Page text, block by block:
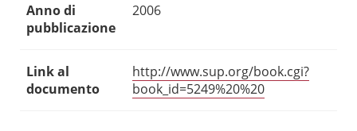
Anno di
pubblicazione
2006
Link al
documento
http://www.sup.org/book.cgi?
book_id=5249%20%20